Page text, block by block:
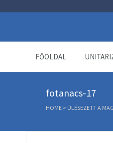
FŐOLDAL
fotanacs-17
HOME > ÜLÉSEZETT A